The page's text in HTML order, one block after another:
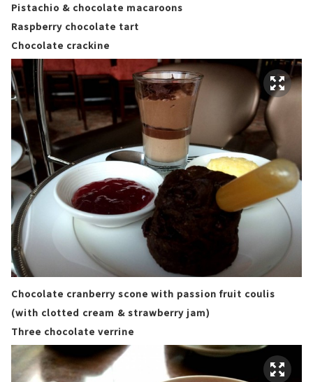
Pistachio & chocolate macaroons
Raspberry chocolate tart
Chocolate crackine
Chocolate cranberry scone with passion fruit coulis
(with clotted cream & strawberry jam)
Three chocolate verrine